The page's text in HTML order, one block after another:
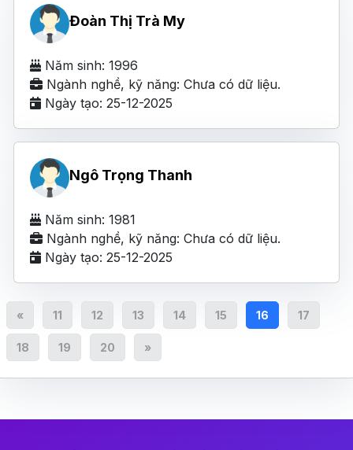
Đoàn Thị Trà My
Năm sinh: 1996
Ngành nghề, kỹ năng: Chưa có dữ liệu.
Ngày tạo: 25-12-2025
Ngô Trọng Thanh
Năm sinh: 1981
Ngành nghề, kỹ năng: Chưa có dữ liệu.
Ngày tạo: 25-12-2025
« 11 12 13 14 15 16 17
18 19 20 »